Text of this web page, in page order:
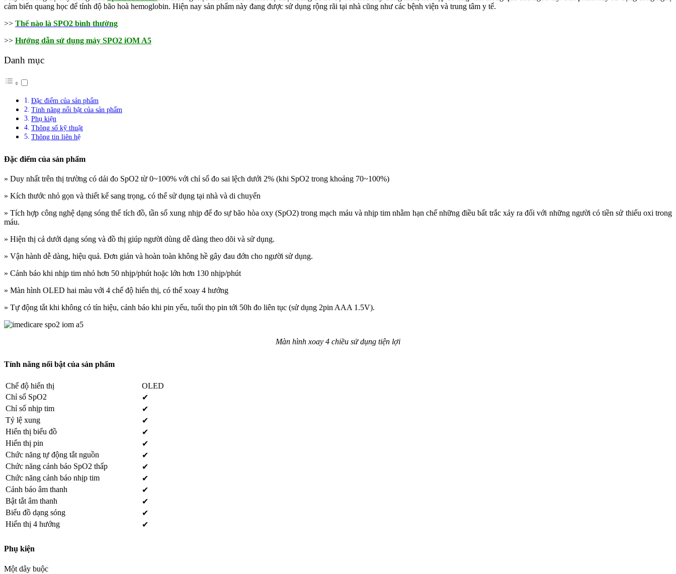
cảm biến quang học để tính độ bão hoà hemoglobin. Hiện nay sản phẩm này đang được sử dụng rộng rãi tại nhà cũng như các bệnh viện và trung tâm y tế.
>> Thế nào là SPO2 bình thường
>> Hướng dẫn sử dụng máy SPO2 iOM A5
Danh mục
Đặc điểm của sản phẩm
Tính năng nổi bật của sản phẩm
Phụ kiện
Thông số kỹ thuật
Thông tin liên hệ
Đặc điểm của sản phẩm
» Duy nhất trên thị trường có dải đo SpO2 từ 0~100% với chỉ số đo sai lệch dưới 2% (khi SpO2 trong khoảng 70~100%)
» Kích thước nhỏ gọn và thiết kế sang trọng, có thể sử dụng tại nhà và di chuyển
» Tích hợp công nghệ dạng sóng thể tích đồ, tần số xung nhịp để đo sự bão hòa oxy (SpO2) trong mạch máu và nhịp tim nhằm hạn chế những điều bất trắc xảy ra đối với những người có tiền sử thiếu oxi trong
máu.
» Hiện thị cả dưới dạng sóng và đồ thị giúp người dùng dễ dàng theo dõi và sử dụng.
» Vận hành dễ dàng, hiệu quả. Đơn giản và hoàn toàn không hề gây đau đớn cho người sử dụng.
» Cảnh báo khi nhịp tim nhỏ hơn 50 nhịp/phút hoặc lớn hơn 130 nhịp/phút
» Màn hình OLED hai màu với 4 chế độ hiển thị, có thể xoay 4 hướng
» Tự động tắt khi không có tín hiệu, cảnh báo khi pin yếu, tuổi thọ pin tới 50h đo liên tục (sử dụng 2pin AAA 1.5V).
Màn hình xoay 4 chiều sử dụng tiện lợi
Tính năng nổi bật của sản phẩm
Chế độ hiển thị
OLED
Chỉ số SpO2
✔
Chỉ số nhịp tim
✔
Tỷ lệ xung
✔
Hiển thị biểu đồ
✔
Hiển thị pin
✔
Chức năng tự động tắt nguồn
✔
Chức năng cảnh báo SpO2 thấp
✔
Chức năng cảnh báo nhịp tim
✔
Cảnh báo âm thanh
✔
Bật tắt âm thanh
✔
Biểu đồ dạng sóng
✔
Hiển thị 4 hướng
✔
Phụ kiện
Một dây buộc